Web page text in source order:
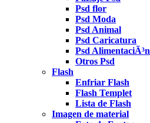
Psd flor
Psd Moda
Psd Animal
Psd Caricatura
Psd AlimentaciÃ³n
Otros Psd
Flash
Enfriar Flash
Flash Templet
Lista de Flash
Imagen de material